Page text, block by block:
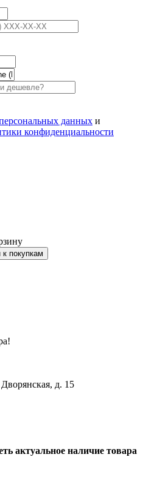
данных и
конфиденциальности
к покупкам
д. 15
актуальное наличие товара